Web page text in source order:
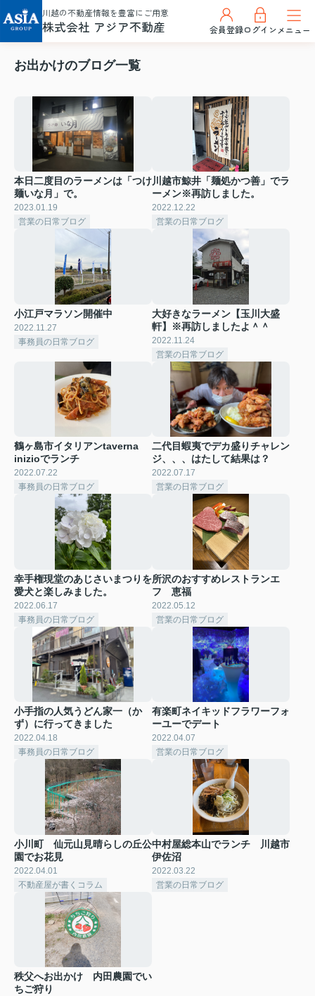
川越の不動産情報を豊富にご用意
株式会社 アジア不動産 会員登録ログインメニュー
お出かけのブログ一覧
本日二度目のラーメンは「つけ
麺いな月」で。
2023.01.19
営業の日常ブログ
川越市鯨井「麺処かつ善」でラ
ーメン※再訪しました。
2022.12.22
営業の日常ブログ
小江戸マラソン開催中
2022.11.27
事務員の日常ブログ
大好きなラーメン【玉川大盛
軒】※再訪しましたよ＾＾
2022.11.24
営業の日常ブログ
鶴ヶ島市イタリアンtaverna
inizioでランチ
2022.07.22
事務員の日常ブログ
二代目蝦夷でデカ盛りチャレン
ジ、、、はたして結果は？
2022.07.17
営業の日常ブログ
幸手権現堂のあじさいまつりを
愛犬と楽しみました。
2022.06.17
事務員の日常ブログ
所沢のおすすめレストランエ
フ 恵福
2022.05.12
営業の日常ブログ
小手指の人気うどん家一（か
ず）に行ってきました
2022.04.18
事務員の日常ブログ
有楽町ネイキッドフラワーフォ
ーユーでデート
2022.04.07
営業の日常ブログ
小川町 仙元山見晴らしの丘公
園でお花見
2022.04.01
不動産屋が書くコラム
中村屋総本山でランチ 川越市
伊佐沼
2022.03.22
営業の日常ブログ
秩父へお出かけ 内田農園でい
ちご狩り